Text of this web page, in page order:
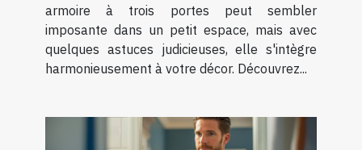
armoire à trois portes peut sembler
imposante dans un petit espace, mais avec
quelques astuces judicieuses, elle s'intègre
harmonieusement à votre décor. Découvrez...